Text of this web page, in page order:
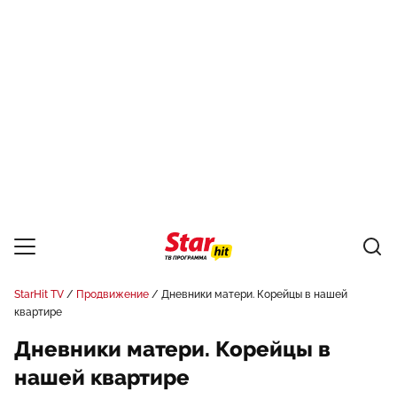
StarHit TV Продвижение
Дневники матери. Корейцы в нашей
квартире
Дневники матери. Корейцы в
нашей квартире